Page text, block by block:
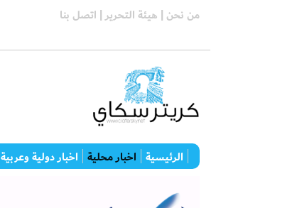
من نحن | هيئة التحرير | اتصل بنا
الرئيسية اخبار محلية اخبار دولية وعربية